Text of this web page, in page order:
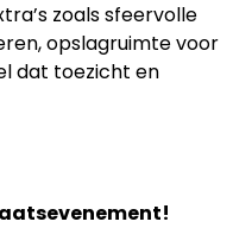
zoals sfeervolle
opslagruimte voor
dat toezicht en